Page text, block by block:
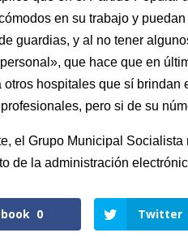
en su trabajo y
guardias, y al no tener
que hace que en
otros hospitales que sí
pero si de su
el Grupo Municipal
de la administración
0 Twitter